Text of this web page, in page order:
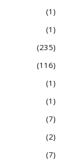
1
1
235
116
1
1
7
2
7